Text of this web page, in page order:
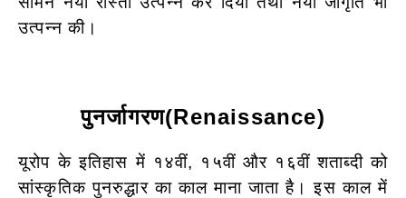
उत्पन्न की।
पुनर्जागरण(Renaissance)
यूरोप के इतिहास में १४वीं, १५वीं और १६वीं शताब्दी को
सांस्कृतिक पुनरुद्धार का काल माना जाता है। इस काल में